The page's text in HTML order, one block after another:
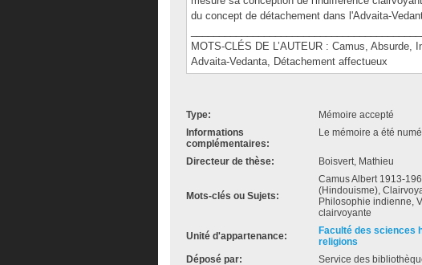
du concept de détachement dans l'Advaita-
MOTS-CLÉS DE L’AUTEUR : Camus,
Advaita-Vedanta, Détachement affectueux
Type:
Mémoire accepté
Informations
complémentaires:
Le mémoire a été
Directeur de thèse: Boisvert, Mathieu
Mots-clés ou Sujets:
Camus Albert 1913-
(Hindouisme),
Philosophie indienne,
clairvoyante
Unité d'appartenance:
Faculté des sciences
religions
Déposé par:
Service des